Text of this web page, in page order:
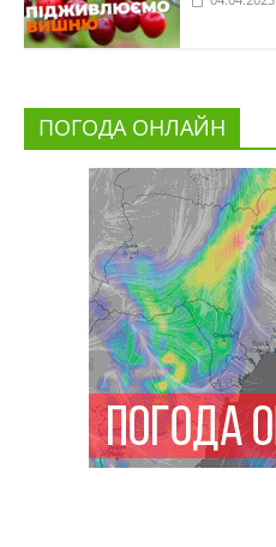
ПОГОДА ОНЛАЙН